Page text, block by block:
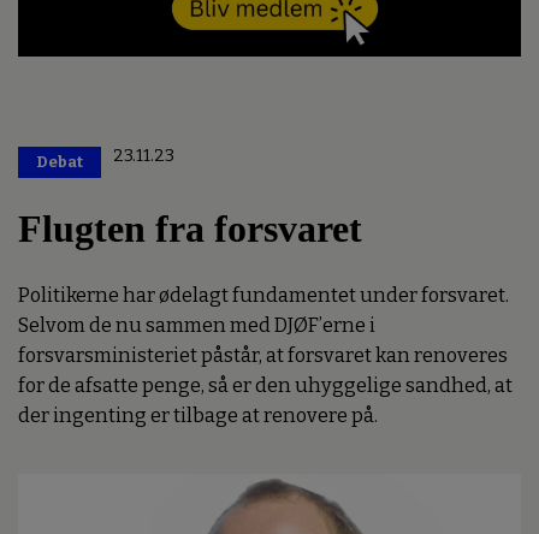
Debat 23.11.23
Flugten fra forsvaret
Politikerne har ødelagt fundamentet under forsvaret.
Selvom de nu sammen med DJØF’erne i
forsvarsministeriet påstår, at forsvaret kan renoveres
for de afsatte penge, så er den uhyggelige sandhed, at
der ingenting er tilbage at renovere på.